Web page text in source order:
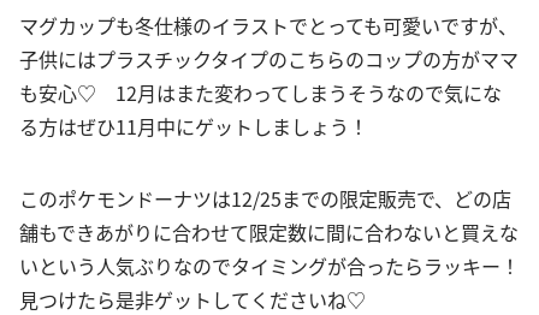
マグカップも冬仕様のイラストでとっても可愛いですが、
子供にはプラスチックタイプのこちらのコップの方がママ
も安心♡ 12月はまた変わってしまうそうなので気にな
る方はぜひ11月中にゲットしましょう！
このポケモンドーナツは12/25までの限定販売で、どの店
舗もできあがりに合わせて限定数に間に合わないと買えな
いという人気ぶりなのでタイミングが合ったらラッキー！
見つけたら是非ゲットしてくださいね♡